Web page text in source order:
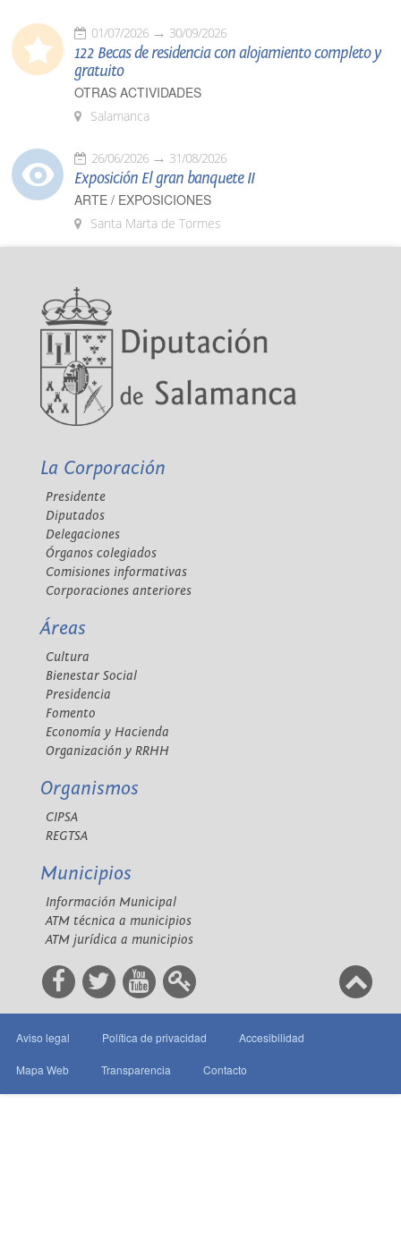
01/07/2026 30/09/2026
122 Becas de residencia con alojamiento completo y
gratuito
OTRAS ACTIVIDADES
Salamanca
26/06/2026 31/08/2026
Exposición El gran banquete II
ARTE / EXPOSICIONES
Santa Marta de Tormes
La Corporación
Presidente
Diputados
Delegaciones
Órganos colegiados
Comisiones informativas
Corporaciones anteriores
Áreas
Cultura
Bienestar Social
Presidencia
Fomento
Economía y Hacienda
Organización y RRHH
Organismos
CIPSA
REGTSA
Municipios
Información Municipal
ATM técnica a municipios
ATM jurídica a municipios
Aviso legal Política de privacidad Accesibilidad
Mapa Web Transparencia Contacto